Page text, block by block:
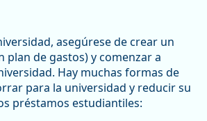
asegúrese de crear un
plan de gastos) y comenzar a
Hay muchas formas de
para la universidad y reducir su
préstamos estudiantiles: